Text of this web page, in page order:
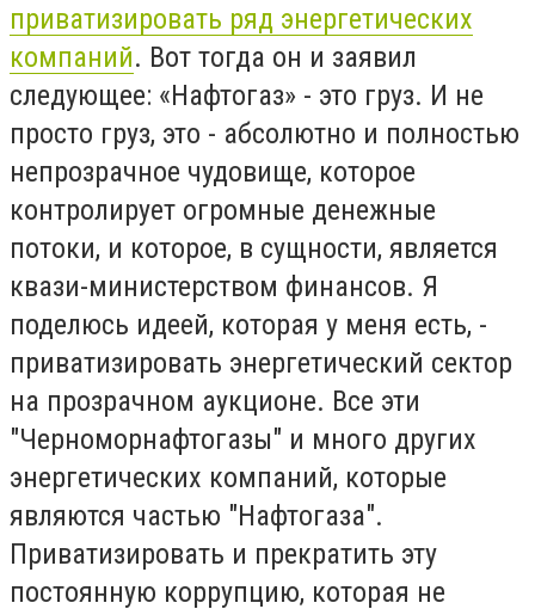
приватизировать ряд энергетических
компаний. Вот тогда он и заявил
следующее: «Нафтогаз» - это груз. И не
просто груз, это - абсолютно и полностью
непрозрачное чудовище, которое
контролирует огромные денежные
потоки, и которое, в сущности, является
квази-министерством финансов. Я
поделюсь идеей, которая у меня есть, -
приватизировать энергетический сектор
на прозрачном аукционе. Все эти
"Черноморнафтогазы" и много других
энергетических компаний, которые
являются частью "Нафтогаза".
Приватизировать и прекратить эту
постоянную коррупцию, которая не